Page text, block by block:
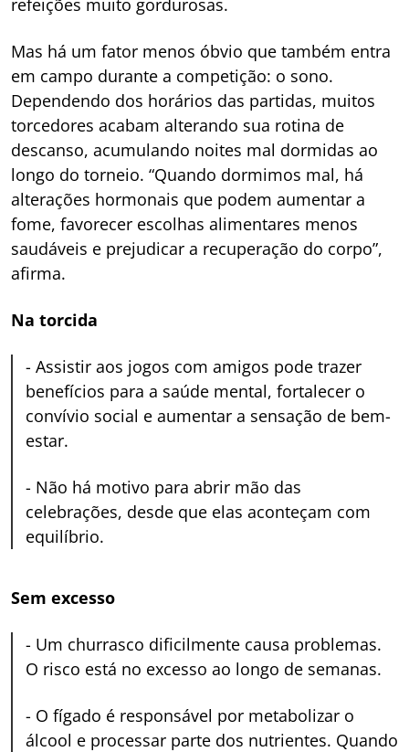
Mas há um fator menos óbvio que também entra
em campo durante a competição: o sono.
Dependendo dos horários das partidas, muitos
torcedores acabam alterando sua rotina de
descanso, acumulando noites mal dormidas ao
longo do torneio. “Quando dormimos mal, há
alterações hormonais que podem aumentar a
fome, favorecer escolhas alimentares menos
saudáveis e prejudicar a recuperação do corpo”,
afirma.
Na torcida
- Assistir aos jogos com amigos pode trazer
benefícios para a saúde mental, fortalecer o
convívio social e aumentar a sensação de bem-
estar.
- Não há motivo para abrir mão das
celebrações, desde que elas aconteçam com
equilíbrio.
Sem excesso
- Um churrasco dificilmente causa problemas.
O risco está no excesso ao longo de semanas.
- O fígado é responsável por metabolizar o
álcool e processar parte dos nutrientes. Quando